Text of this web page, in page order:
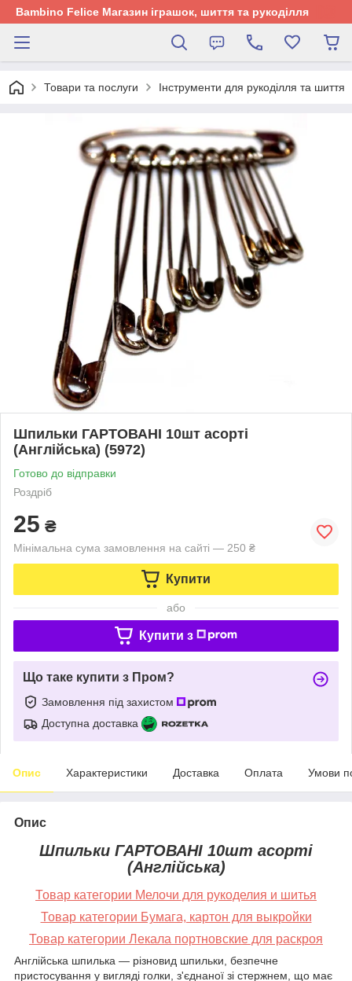
Bambino Felice Магазин іграшок, шиття та рукоділля
Товари та послуги Інструменти для рукоділля та шиття
Шпильки ГАРТОВАНІ 10шт асорті
(Англійська) (5972)
Готово до відправки
Роздріб
25 ₴
Мінімальна сума замовлення на сайті — 250 ₴
Купити
або
Купити з
Що таке купити з Пром?
Замовлення під захистом
Доступна доставка
Опис Характеристики Доставка Оплата Умови
Опис
Шпильки ГАРТОВАНІ 10шт асорті
(Англійська)
Товар категории Мелочи для рукоделия и шитья
Товар категории Бумага, картон для выкройки
Товар категории Лекала портновские для раскроя
Англійська шпилька — різновид шпильки, безпечне
пристосування у вигляді голки, з'єднаної зі стержнем, що має